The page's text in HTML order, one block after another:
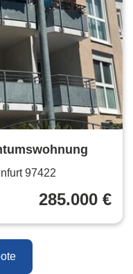
97422
285.000 €